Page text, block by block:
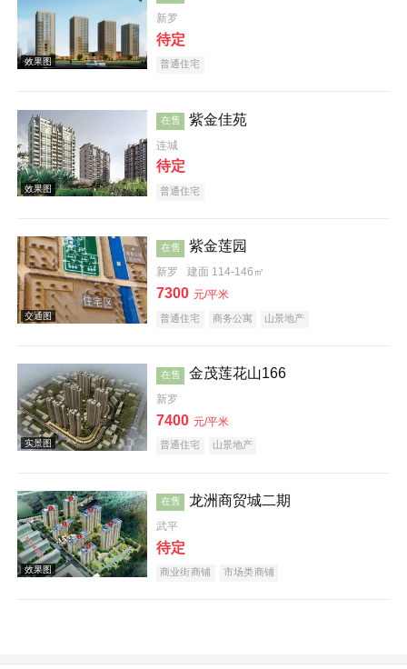
效果图
实景图
新罗
待定
普通住宅
在售 紫金佳苑
连城
待定
普通住宅
在售 紫金莲园
新罗 建面 114-146㎡
7300 元/平米
普通住宅 商务公寓 山景地产
在售 金茂莲花山166
新罗
7400 元/平米
普通住宅 山景地产
在售 龙洲商贸城二期
武平
待定
商业街商铺 市场类商铺